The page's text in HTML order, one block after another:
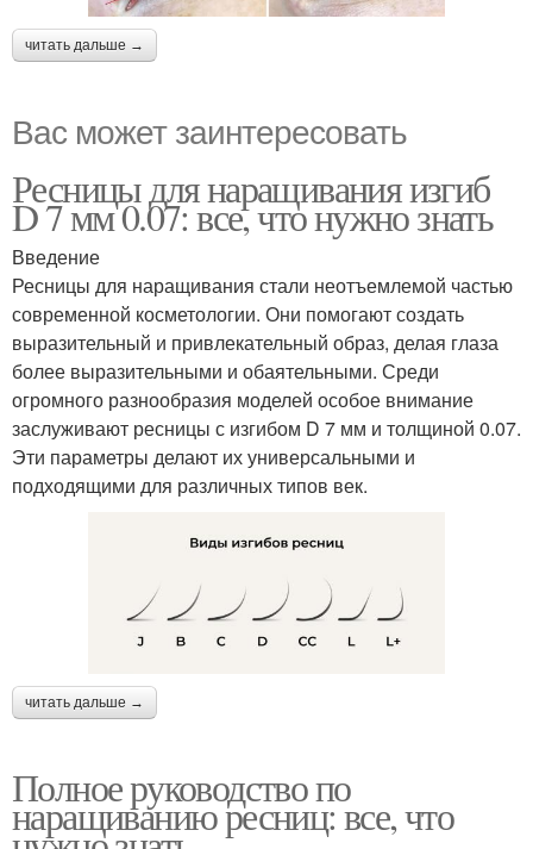
читать дальше →
Вас может заинтересовать
Ресницы для наращивания изгиб
D 7 мм 0.07: все, что нужно знать
Введение
Ресницы для наращивания стали неотъемлемой частью
современной косметологии. Они помогают создать
выразительный и привлекательный образ, делая глаза
более выразительными и обаятельными. Среди
огромного разнообразия моделей особое внимание
заслуживают ресницы с изгибом D 7 мм и толщиной 0.07.
Эти параметры делают их универсальными и
подходящими для различных типов век.
читать дальше →
Полное руководство по
наращиванию ресниц: все, что